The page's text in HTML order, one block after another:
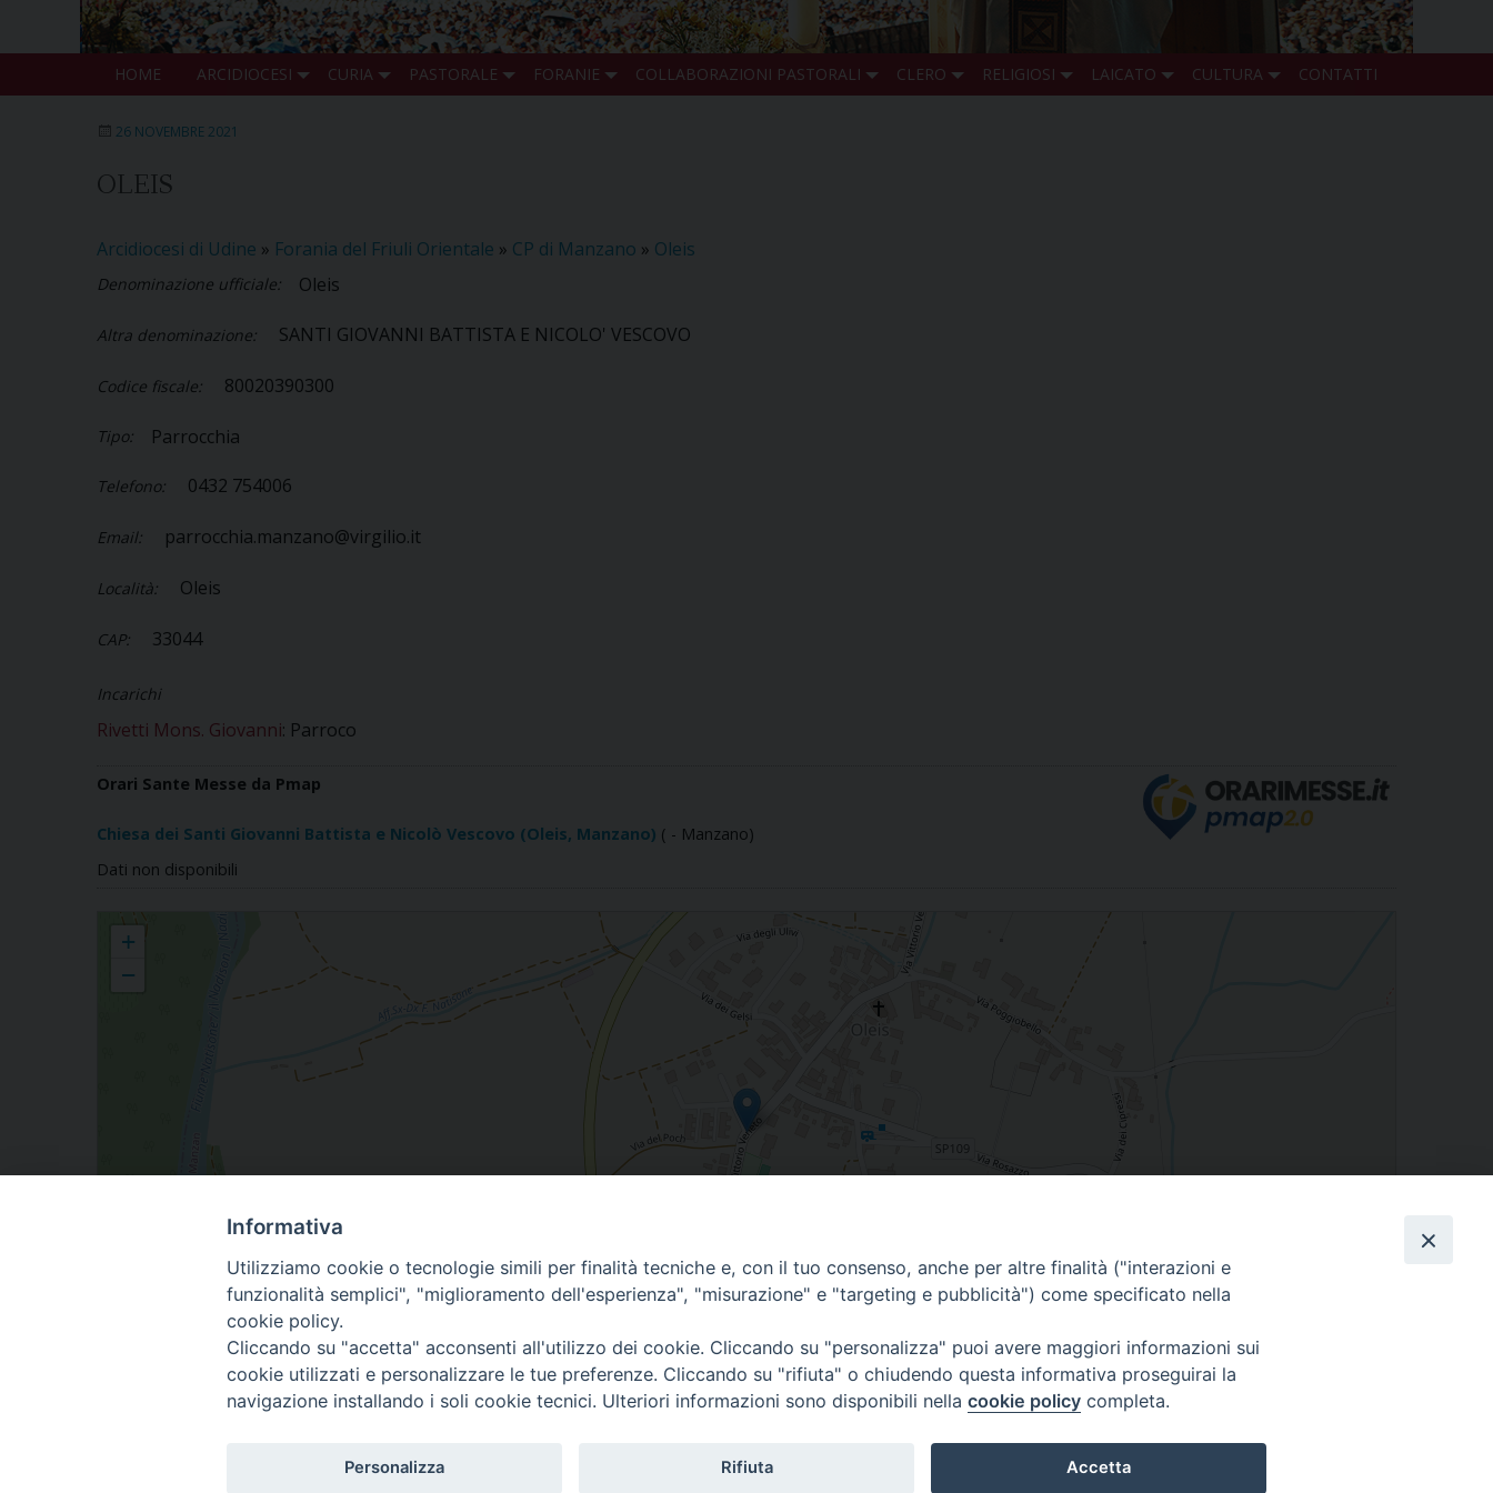
HOME ARCIDIOCESI CURIA PASTORALE FORANIE COLLABORAZIONI PASTORALI CLERO RELIGIOSI LAICATO CULTURA CONTATTI
26 NOVEMBRE 2021
OLEIS
Arcidiocesi di Udine » Forania del Friuli Orientale » CP di Manzano » Oleis
Denominazione ufficiale: Oleis
Altra denominazione: SANTI GIOVANNI BATTISTA E NICOLO' VESCOVO
Codice fiscale: 80020390300
Tipo: Parrocchia
Telefono: 0432 754006
Email: parrocchia.manzano@virgilio.it
Località: Oleis
CAP: 33044
Incarichi
Rivetti Mons. Giovanni: Parroco
Orari Sante Messe da Pmap
Chiesa dei Santi Giovanni Battista e Nicolò Vescovo (Oleis, Manzano) ( - Manzano)
Dati non disponibili
Oleis
+
−
Leaflet| Map data © OpenStreetMap
Piazza Patriarcato, 1 - 33100 Udine (UD) Tel. 0432.414.511 - Fax 0432.511.838 C.F. 80013900305
Informativa
Utilizziamo cookie o tecnologie simili per finalità tecniche e, con il tuo consenso, anche per altre finalità ("interazioni e
funzionalità semplici", "miglioramento dell'esperienza", "misurazione" e "targeting e pubblicità") come specificato nella
cookie policy.
Cliccando su "accetta" acconsenti all'utilizzo dei cookie. Cliccando su "personalizza" puoi avere maggiori informazioni sui
cookie utilizzati e personalizzare le tue preferenze. Cliccando su "rifiuta" o chiudendo questa informativa proseguirai la
navigazione installando i soli cookie tecnici. Ulteriori informazioni sono disponibili nella cookie policy completa.
Personalizza Rifiuta Accetta